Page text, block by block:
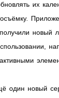
их
новый
один новый